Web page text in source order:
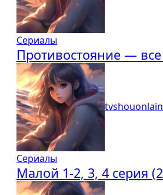
Сериалы
Противостояние —
tvshouonlain
Сериалы
Малой 1-2, 3, 4 серия